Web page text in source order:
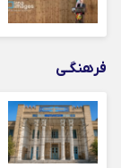
فرهنگـی